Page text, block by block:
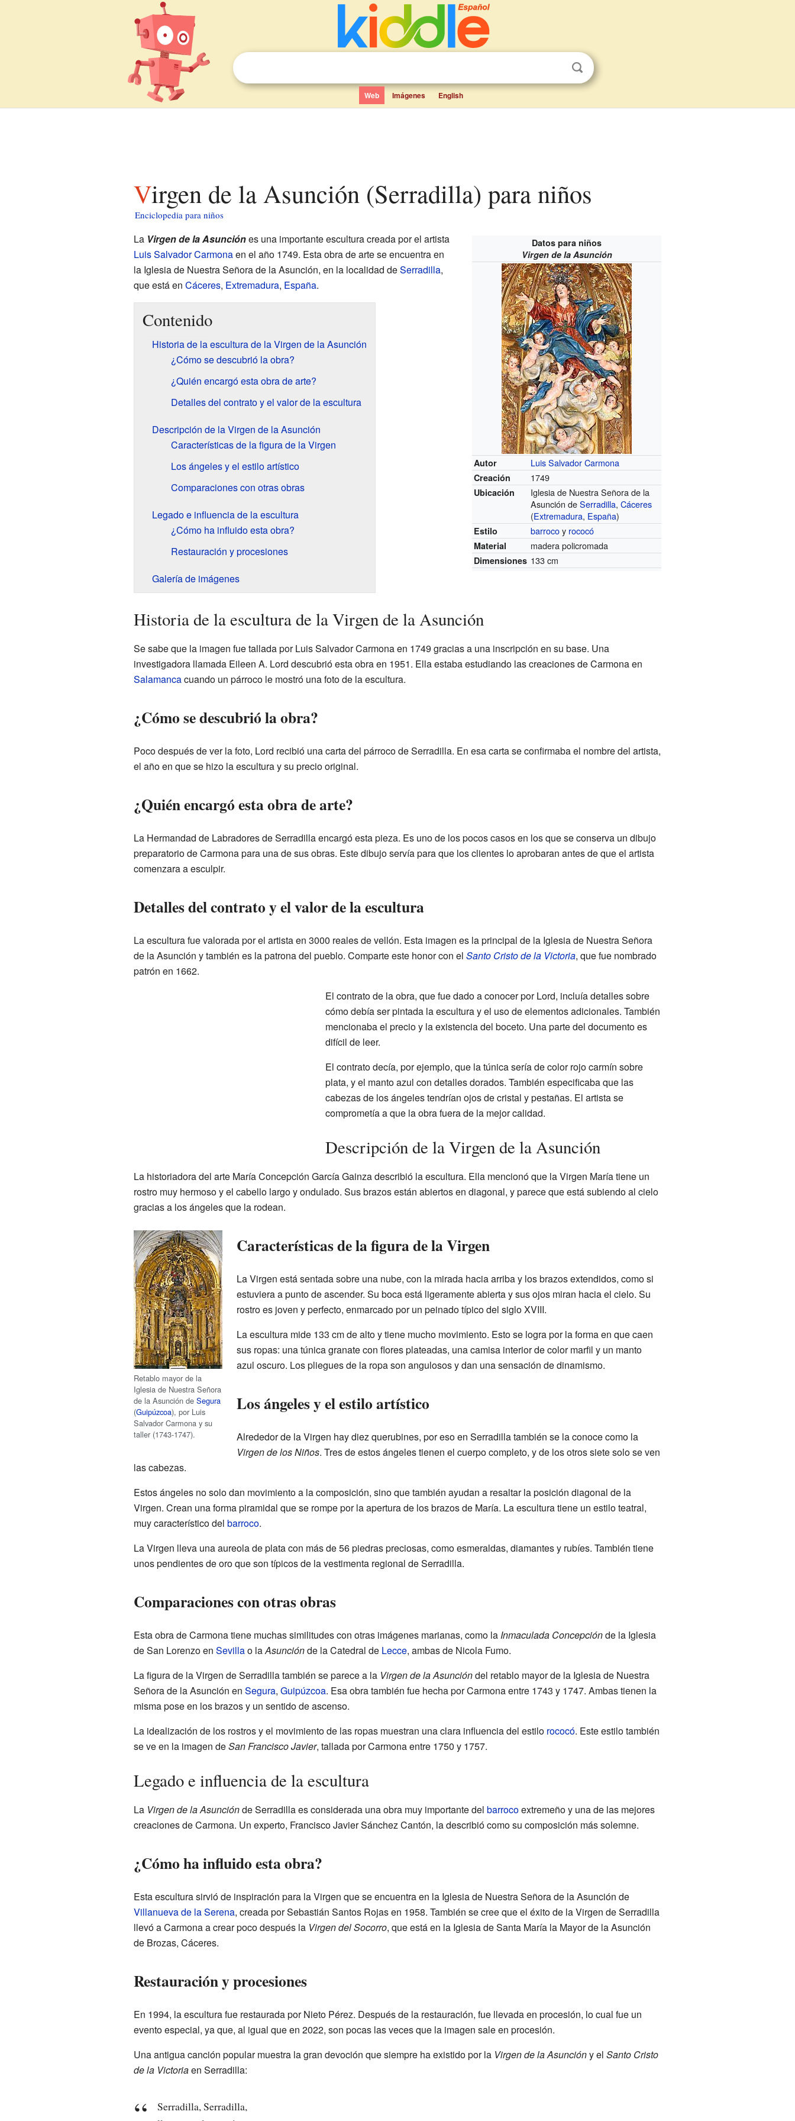
Web Imágenes English
Virgen de la Asunción (Serradilla) para niños
Enciclopedia para niños
Datos para niños
Virgen de la Asunción
Autor Luis Salvador Carmona
Creación 1749
Ubicación
Iglesia de Nuestra Señora de la
Asunción deSerradilla,Cáceres
(Extremadura, España)
Estilo barrocoy rococó
Material madera policromada
Dimensiones 133 cm
La Virgen de la Asunciónes una importante escultura creada por el artista
Luis Salvador Carmonaen el año 1749. Esta obra de arte se encuentra en
la Iglesia de Nuestra Señora de la Asunción, en la localidad deSerradilla,
que está en Cáceres, Extremadura, España.
Contenido
Historia de la escultura de la Virgen de la Asunción
¿Cómo se descubrió la obra?
¿Quién encargó esta obra de arte?
Detalles del contrato y el valor de la escultura
Descripción de la Virgen de la Asunción
Características de la figura de la Virgen
Los ángeles y el estilo artístico
Comparaciones con otras obras
Legado e influencia de la escultura
¿Cómo ha influido esta obra?
Restauración y procesiones
Galería de imágenes
Historia de la escultura de la Virgen de la Asunción
Se sabe que la imagen fue tallada por Luis Salvador Carmona en 1749 gracias a una inscripción en su base. Una
investigadora llamada Eileen A. Lord descubrió esta obra en 1951. Ella estaba estudiando las creaciones de Carmona en
Salamancacuando un párroco le mostró una foto de la escultura.
¿Cómo se descubrió la obra?
Poco después de ver la foto, Lord recibió una carta del párroco de Serradilla. En esa carta se confirmaba el nombre del artista,
el año en que se hizo la escultura y su precio original.
¿Quién encargó esta obra de arte?
La Hermandad de Labradores de Serradilla encargó esta pieza. Es uno de los pocos casos en los que se conserva un dibujo
preparatorio de Carmona para una de sus obras. Este dibujo servía para que los clientes lo aprobaran antes de que el artista
comenzara a esculpir.
Detalles del contrato y el valor de la escultura
La escultura fue valorada por el artista en 3000 reales de vellón. Esta imagen es la principal de la Iglesia de Nuestra Señora
de la Asunción y también es la patrona del pueblo. Comparte este honor con el Santo Cristo de la Victoria, que fue nombrado
patrón en 1662.
El contrato de la obra, que fue dado a conocer por Lord, incluía detalles sobre
cómo debía ser pintada la escultura y el uso de elementos adicionales. También
mencionaba el precio y la existencia del boceto. Una parte del documento es
difícil de leer.
El contrato decía, por ejemplo, que la túnica sería de color rojo carmín sobre
plata, y el manto azul con detalles dorados. También especificaba que las
cabezas de los ángeles tendrían ojos de cristal y pestañas. El artista se
comprometía a que la obra fuera de la mejor calidad.
Descripción de la Virgen de la Asunción
La historiadora del arte María Concepción García Gainza describió la escultura. Ella mencionó que la Virgen María tiene un
rostro muy hermoso y el cabello largo y ondulado. Sus brazos están abiertos en diagonal, y parece que está subiendo al cielo
gracias a los ángeles que la rodean.
Retablo mayor de la
Iglesia de Nuestra Señora
de la Asunción de Segura
(Guipúzcoa), por Luis
Salvador Carmona y su
taller (1743-1747).
Características de la figura de la Virgen
La Virgen está sentada sobre una nube, con la mirada hacia arriba y los brazos extendidos, como si
estuviera a punto de ascender. Su boca está ligeramente abierta y sus ojos miran hacia el cielo. Su
rostro es joven y perfecto, enmarcado por un peinado típico del siglo XVIII.
La escultura mide 133 cm de alto y tiene mucho movimiento. Esto se logra por la forma en que caen
sus ropas: una túnica granate con flores plateadas, una camisa interior de color marfil y un manto
azul oscuro. Los pliegues de la ropa son angulosos y dan una sensación de dinamismo.
Los ángeles y el estilo artístico
Alrededor de la Virgen hay diez querubines, por eso en Serradilla también se la conoce como la
Virgen de los Niños. Tres de estos ángeles tienen el cuerpo completo, y de los otros siete solo se ven
las cabezas.
Estos ángeles no solo dan movimiento a la composición, sino que también ayudan a resaltar la posición diagonal de la
Virgen. Crean una forma piramidal que se rompe por la apertura de los brazos de María. La escultura tiene un estilo teatral,
muy característico del barroco.
La Virgen lleva una aureola de plata con más de 56 piedras preciosas, como esmeraldas, diamantes y rubíes. También tiene
unos pendientes de oro que son típicos de la vestimenta regional de Serradilla.
Comparaciones con otras obras
Esta obra de Carmona tiene muchas similitudes con otras imágenes marianas, como la Inmaculada Concepciónde la Iglesia
de San Lorenzo en Sevillao laAsunciónde la Catedral de Lecce, ambas de Nicola Fumo.
La figura de la Virgen de Serradilla también se parece a la Virgen de la Asuncióndel retablo mayor de la Iglesia de Nuestra
Señora de la Asunción en Segura, Guipúzcoa. Esa obra también fue hecha por Carmona entre 1743 y 1747. Ambas tienen la
misma pose en los brazos y un sentido de ascenso.
La idealización de los rostros y el movimiento de las ropas muestran una clara influencia del estilo rococó. Este estilo también
se ve en la imagen deSan Francisco Javier, tallada por Carmona entre 1750 y 1757.
Legado e influencia de la escultura
La Virgen de la Asunciónde Serradilla es considerada una obra muy importante del barrocoextremeño y una de las mejores
creaciones de Carmona. Un experto, Francisco Javier Sánchez Cantón, la describió como su composición más solemne.
¿Cómo ha influido esta obra?
Esta escultura sirvió de inspiración para la Virgen que se encuentra en la Iglesia de Nuestra Señora de la Asunción de
Villanueva de la Serena, creada por Sebastián Santos Rojas en 1958. También se cree que el éxito de la Virgen de Serradilla
llevó a Carmona a crear poco después la Virgen del Socorro, que está en la Iglesia de Santa María la Mayor de la Asunción
de Brozas, Cáceres.
Restauración y procesiones
En 1994, la escultura fue restaurada por Nieto Pérez. Después de la restauración, fue llevada en procesión, lo cual fue un
evento especial, ya que, al igual que en 2022, son pocas las veces que la imagen sale en procesión.
Una antigua canción popular muestra la gran devoción que siempre ha existido por la Virgen de la Asuncióny el Santo Cristo
de la Victoriaen Serradilla:
Serradilla, Serradilla,